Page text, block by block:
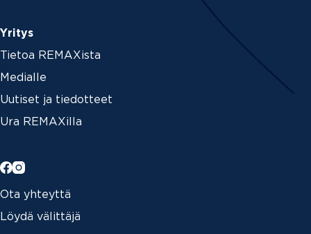
Yritys
Tietoa REMAXista
Medialle
Uutiset ja tiedotteet
Ura REMAXilla
Ota yhteyttä
Löydä välittäjä